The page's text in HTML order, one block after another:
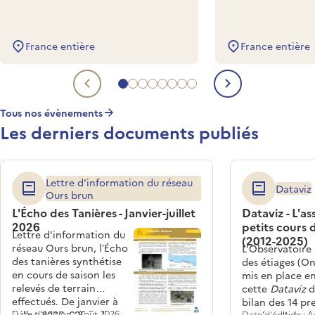
Aller à l'evénement à venir 1
Aller à l'evénement à venir 2
Aller à l'evénement à venir 3
Aller à l'evénement à venir 4
Aller à l'evénement à venir 5
Aller à l'evénement à venir 6
Aller à l'evénement à venir
Aller à l'evénement à
France entière France entière
Evénement à venir
Tous nos évènements
Les derniers documents publiés
L'Écho des Tanières - Janvier-juillet
2026
Lettre d'information du réseau
Ours brun
Lettre d'information du
réseau Ours brun, l’Écho
des tanières synthétise
en cours de saison les
relevés de terrain
effectués. De janvier à
Dataviz -
petits cours
(2012-2025)
Dataviz
des étiages
mis en place
cette Dataviz
bilan des 14